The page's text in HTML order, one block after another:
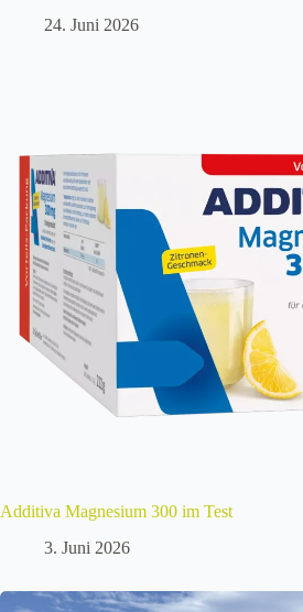
24. Juni 2026
Additiva Magnesium 300 im Test
3. Juni 2026